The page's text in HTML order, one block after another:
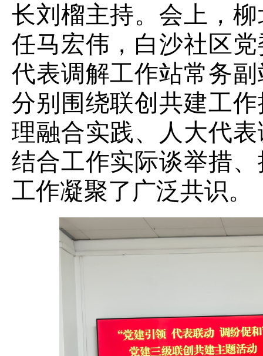
长刘榴主持。会上，
任马宏伟，白沙社区
代表调解工作站常务
分别围绕联创共建工
理融合实践、人大代
结合工作实际谈举措
工作凝聚了广泛共识。